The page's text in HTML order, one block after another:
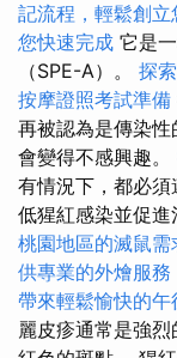
記流程，輕鬆創立
您快速完成 它是
（SPE-A）。 探
按摩證照考試準備
再被認為是傳染
會變得不感興趣。
有情況下，都必
低猩紅感染並促進
桃園地區的滅鼠需
供專業的外燴服
帶來輕鬆愉快的午
麗皮疹通常是強